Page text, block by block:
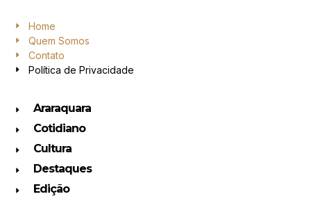
Home
Quem Somos
Contato
Política de Privacidade
Araraquara
Cotidiano
Cultura
Destaques
Edição